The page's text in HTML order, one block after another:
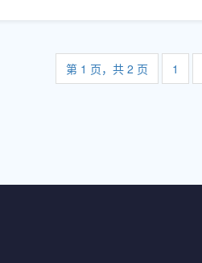
第 1 页，共 2 页 1